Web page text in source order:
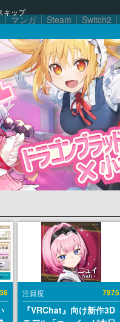
キップ
マンガ Steam Switch2
注目度 7975
『VRChat』向け新作3D